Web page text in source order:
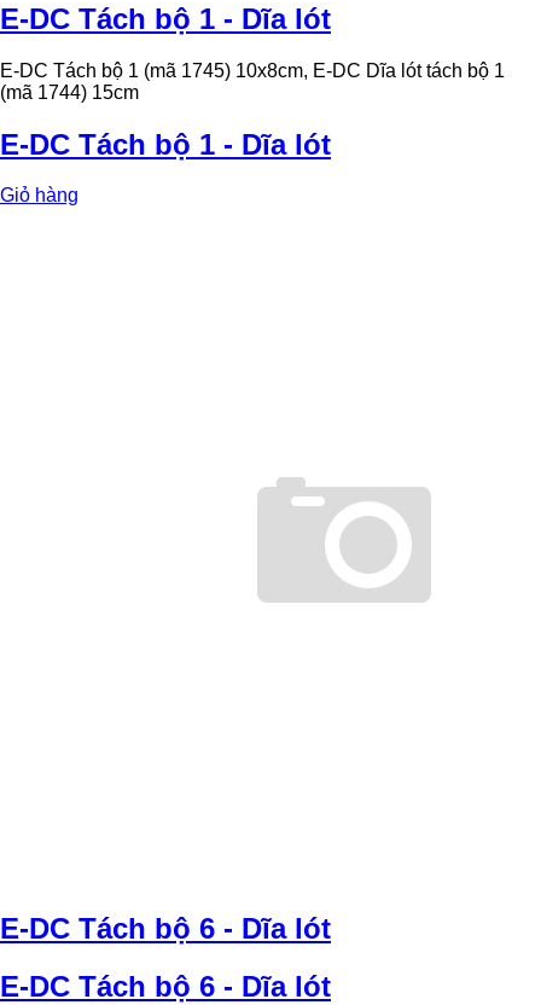
E-DC Tách bộ 1 - Dĩa lót
E-DC Tách bộ 1 (mã 1745) 10x8cm, E-DC Dĩa lót tách bộ 1
(mã 1744) 15cm
E-DC Tách bộ 1 - Dĩa lót
Giỏ hàng
E-DC Tách bộ 6 - Dĩa lót
E-DC Tách bộ 6 - Dĩa lót